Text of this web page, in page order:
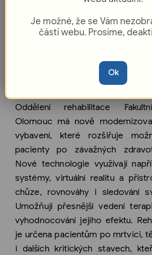
Oddělení rehabilitace
Olomouc má nově
vybavení, které rozšiřuje
pacienty po závažných
Nové technologie využívají
systémy, virtuální realitu a
chůze, rovnováhy i sledování
Umožňují přesnější vedení
vyhodnocování jejího efektu.
je určena pacientům po mrtvici,
i dalších kritických stavech,
Je možné, že se Vám
části webu. Prosíme,
Ok